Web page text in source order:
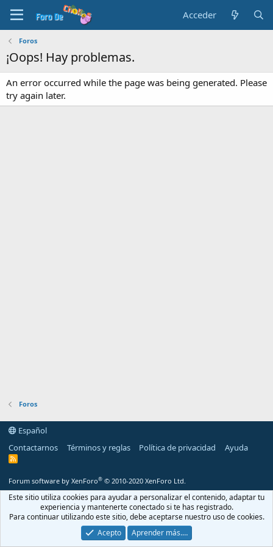
Acceder
Foros
¡Oops! Hay problemas.
An error occurred while the page was being generated. Please
try again later.
Foros
Español
Contactarnos
Términos y reglas Política de privacidad Ayuda
R
Forum software by XenForo® © 2010-2020 XenForo Ltd.
Este sitio utiliza cookies para ayudar a personalizar el contenido, adaptar tu
experiencia y mantenerte conectado si te has registrado.
Para continuar utilizando este sitio, debe aceptarse nuestro uso de cookies.
Acepto
Aprender más.…